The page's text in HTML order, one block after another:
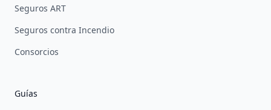
Seguros ART
Seguros contra Incendio
Consorcios
Guías